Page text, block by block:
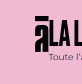
LA
Toute